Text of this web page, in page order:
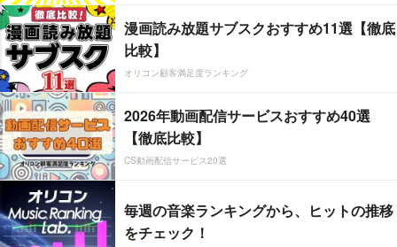
漫画読み放題サブスクおすすめ11選【徹底
比較】
オリコン顧客満足度ランキング
2026年動画配信サービスおすすめ40選
【徹底比較】
CS動画配信サービス20選
毎週の音楽ランキングから、ヒットの推移
をチェック！